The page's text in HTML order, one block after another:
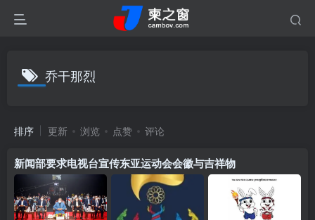
乔干那烈
排序 更新 浏览 点赞 评论
新闻部要求电视台宣传东亚运动会会徽与吉祥物